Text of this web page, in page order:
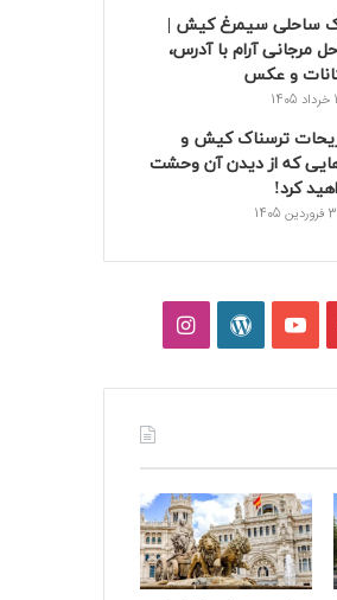
ساحلی سیمرغ کیش |
مرجانی آرام با آدرس،
و عکس
ترسناک کیش و
که از دیدن آن وحشت
کرد!
1405
یوتیوبوردپرساینستاگرام